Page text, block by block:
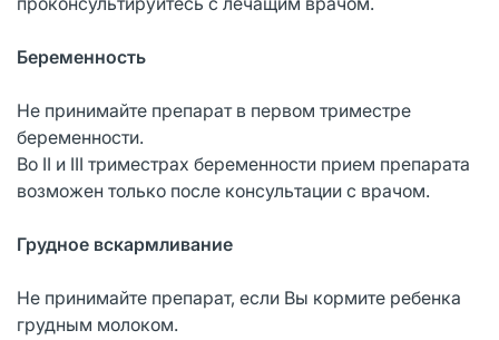
Беременность
Не принимайте препарат в первом триместре
беременности.
Во II и III триместрах беременности прием препарата
возможен только после консультации с врачом.
Грудное вскармливание
Не принимайте препарат, если Вы кормите ребенка
грудным молоком.